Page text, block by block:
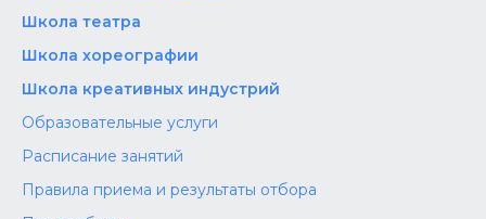
Школа‌‌‌‌ театра
Школа хореографии
Школа креативных индустрий
Образовательные услуги
Расписание занятий
Правила приема и результаты отбора